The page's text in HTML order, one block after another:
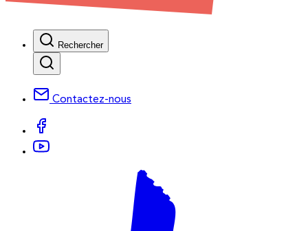
Rechercher
Contactez-nous